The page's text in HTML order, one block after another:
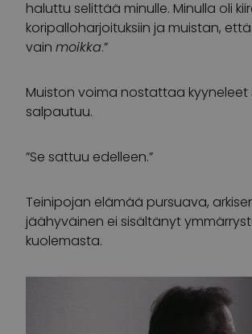
haluttu selittää minulle. Minulla oli
koripalloharjoituksiin ja muistan,
vain moikka.”
Muiston voima nostattaa kyyneleet
salpautuu.
”Se sattuu edelleen.”
Teinipojan elämää pursuava,
jäähyväinen ei sisältänyt
kuolemasta.